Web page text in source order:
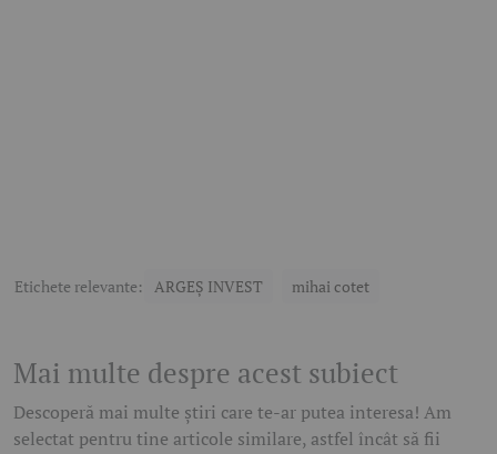
Etichete relevante: ARGEȘ INVEST mihai cotet
Mai multe despre acest subiect
Descoperă mai multe știri care te-ar putea interesa! Am
selectat pentru tine articole similare, astfel încât să fii